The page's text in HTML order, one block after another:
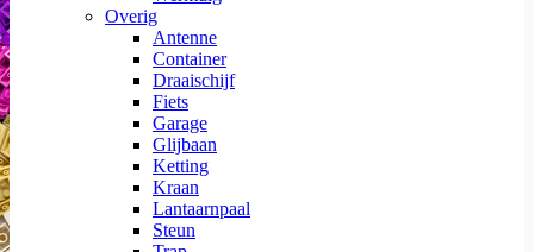
Overig
Antenne
Container
Draaischijf
Fiets
Garage
Glijbaan
Ketting
Kraan
Lantaarnpaal
Steun